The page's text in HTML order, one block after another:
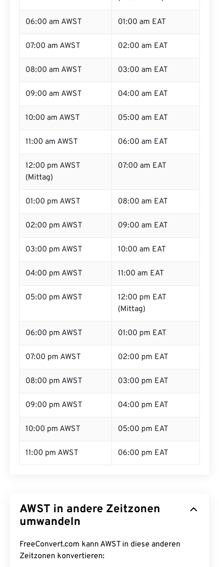
06:00 am AWST 01:00 am EAT
07:00 am AWST 02:00 am EAT
08:00 am AWST 03:00 am EAT
09:00 am AWST 04:00 am EAT
10:00 am AWST 05:00 am EAT
11:00 am AWST 06:00 am EAT
12:00 pm AWST
(Mittag)
07:00 am EAT
01:00 pm AWST 08:00 am EAT
02:00 pm AWST 09:00 am EAT
03:00 pm AWST 10:00 am EAT
04:00 pm AWST 11:00 am EAT
05:00 pm AWST
12:00 pm EAT
(Mittag)
06:00 pm AWST 01:00 pm EAT
07:00 pm AWST 02:00 pm EAT
08:00 pm AWST 03:00 pm EAT
09:00 pm AWST 04:00 pm EAT
10:00 pm AWST 05:00 pm EAT
11:00 pm AWST 06:00 pm EAT
AWST in andere Zeitzonen
umwandeln
FreeConvert.com kann AWST in diese anderen
Zeitzonen konvertieren: